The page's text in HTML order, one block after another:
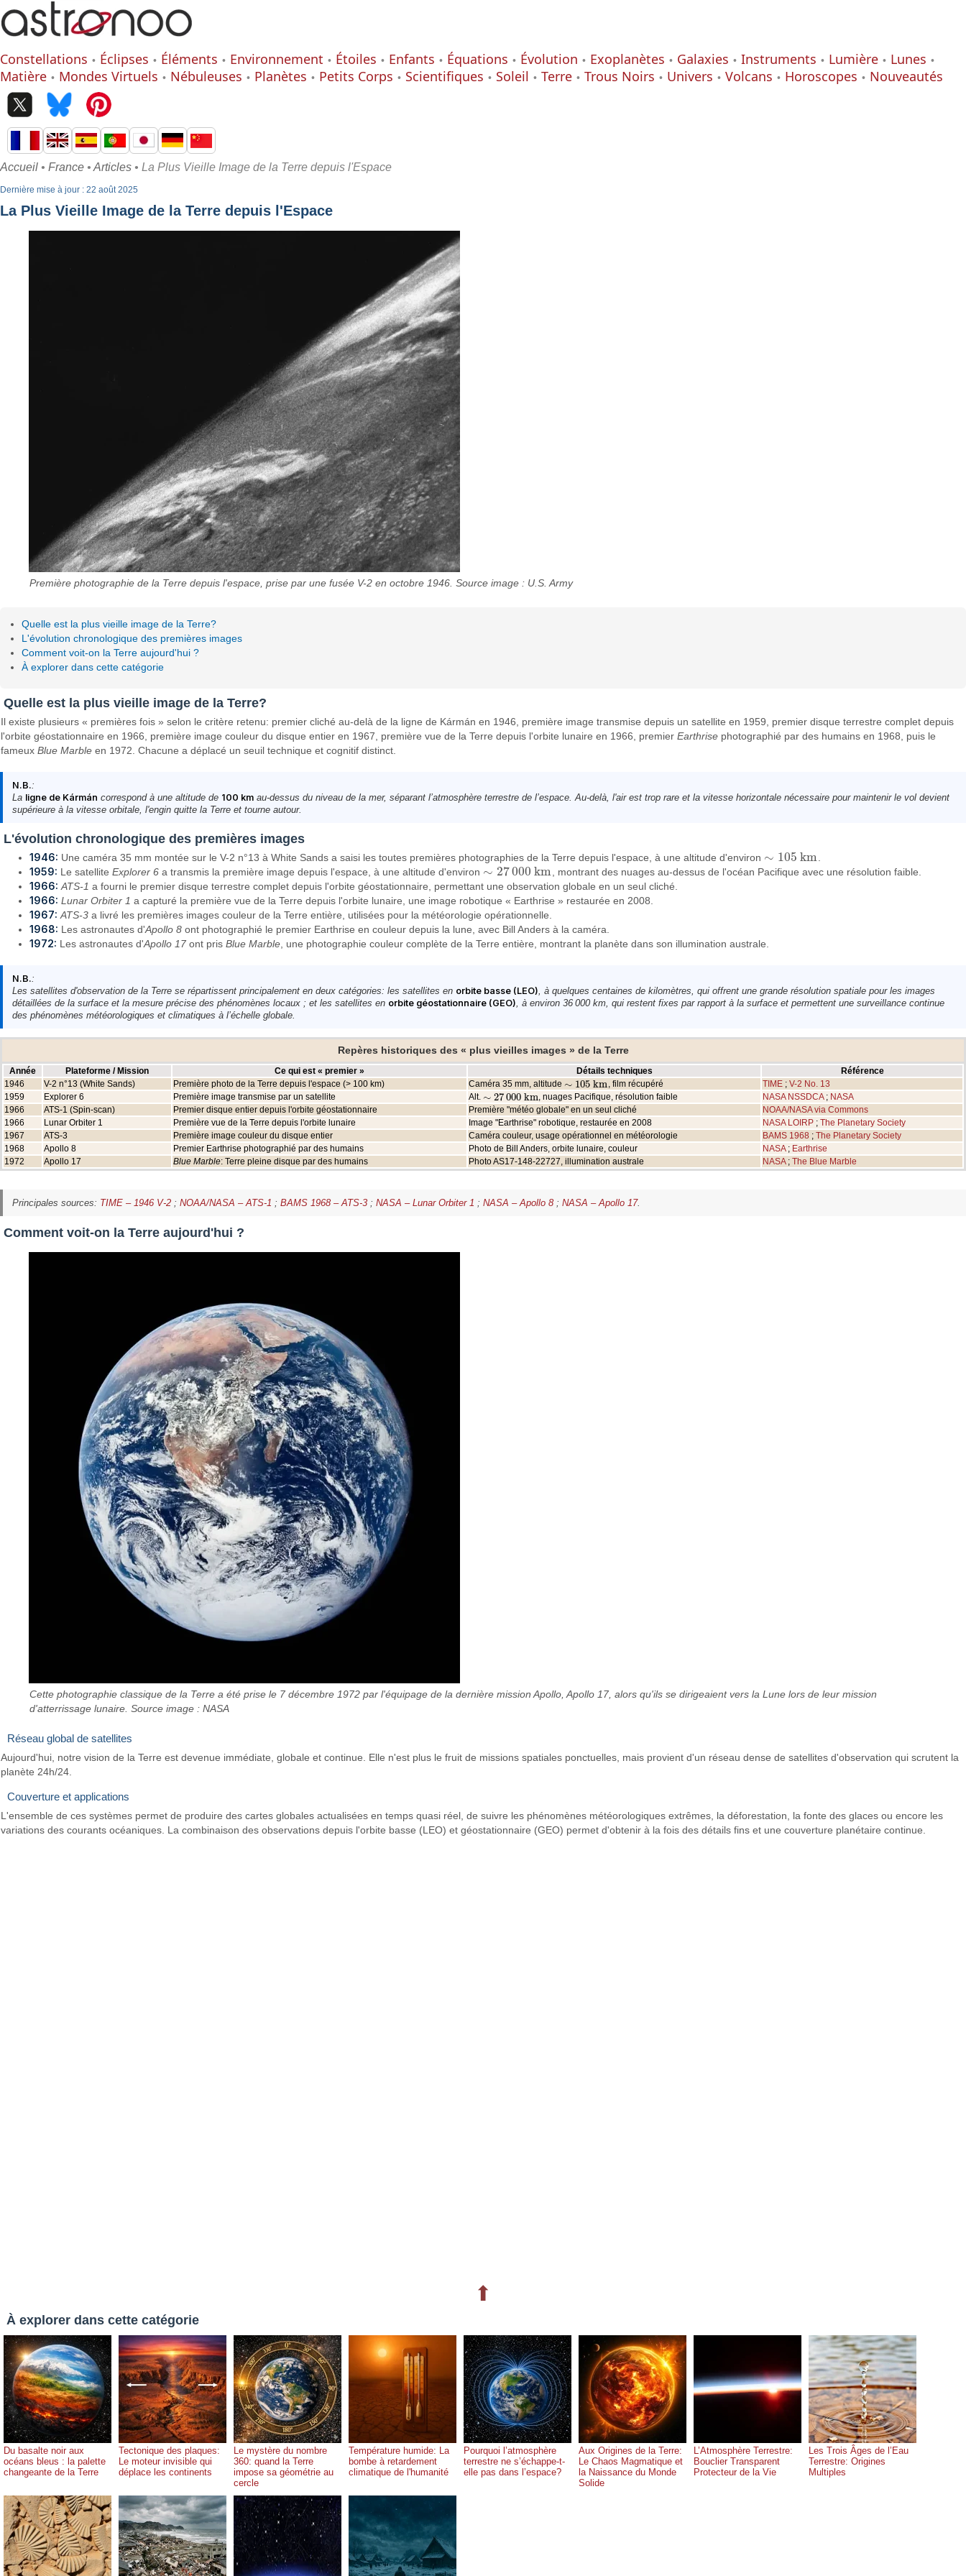
Constellations Éclipses Éléments Environnement Étoiles Enfants Équations Évolution Exoplanètes Galaxies Instruments Lumière
Lunes
Matière
Mondes Virtuels Nébuleuses Planètes Petits Corps Scientifiques Soleil Terre Trous Noirs Univers Volcans Horoscopes Nouveautés
Accueil • France • Articles • La Plus Vieille Image de la Terre depuis l'Espace
Dernière mise à jour : 22 août 2025
La Plus Vieille Image de la Terre depuis l'Espace
Première photographie de la Terre depuis l'espace, prise par une fusée V-2 en octobre 1946. Source image : U.S. Army
Quelle est la plus vieille image de la Terre?
L'évolution chronologique des premières images
Comment voit-on la Terre aujourd'hui ?
À explorer dans cette catégorie
Quelle est la plus vieille image de la Terre?
Il existe plusieurs « premières fois » selon le critère retenu: premier cliché au-delà de la ligne de Kármán en 1946, première image transmise depuis un satellite en 1959, premier disque terrestre complet depuis
l'orbite géostationnaire en 1966, première image couleur du disque entier en 1967, première vue de la Terre depuis l'orbite lunaire en 1966, premierEarthrise photographié par des humains en 1968, puis le
fameuxBlue Marble en 1972. Chacune a déplacé un seuil technique et cognitif distinct.
N.B.:
La ligne de Kármán correspond à une altitude de 100 kmau-dessus du niveau de la mer, séparant l’atmosphère terrestre de l’espace. Au-delà, l'air est trop rare et la vitesse horizontale nécessaire pour maintenir le vol devient
supérieure à la vitesse orbitale, l'engin quitte la Terre et tourne autour.
L'évolution chronologique des premières images
1946: Une caméra 35 mm montée sur le V-2 n°13 à White Sands a saisi les toutes premières photographies de la Terre depuis l'espace, à une altitude d'environ ∼ 105 km
∼105 k m .
1959: Le satelliteExplorer 6 a transmis la première image depuis l'espace, à une altitude d'environ ∼ 27000 km
∼27000 km , montrant des nuages au-dessus de l'océan Pacifique avec une résolution faible.
1966: ATS-1 a fourni le premier disque terrestre complet depuis l'orbite géostationnaire, permettant une observation globale en un seul cliché.
1966: Lunar Orbiter 1 a capturé la première vue de la Terre depuis l'orbite lunaire, une image robotique « Earthrise » restaurée en 2008.
1967: ATS-3 a livré les premières images couleur de la Terre entière, utilisées pour la météorologie opérationnelle.
1968: Les astronautes d'Apollo 8 ont photographié le premier Earthrise en couleur depuis la lune, avec Bill Anders à la caméra.
1972: Les astronautes d'Apollo 17 ont prisBlue Marble, une photographie couleur complète de la Terre entière, montrant la planète dans son illumination australe.
N.B.:
Les satellites d'observation de la Terre se répartissent principalement en deux catégories: les satellites en orbite basse (LEO) , à quelques centaines de kilomètres, qui offrent une grande résolution spatiale pour les images
détaillées de la surface et la mesure précise des phénomènes locaux ; et les satellites en orbite géostationnaire (GEO) , à environ 36 000 km, qui restent fixes par rapport à la surface et permettent une surveillance continue
des phénomènes météorologiques et climatiques à l’échelle globale.
Repères historiques des « plus vieilles images » de la Terre
Année Plateforme / Mission Ce qui est « premier » Détails techniques
Référence
1946
V-2 n°13 (White Sands) Première photo de la Terre depuis l'espace (> 100 km) Caméra 35 mm, altitude ∼ 105 km
∼105 k m , film récupéré TIME ; V-2 No. 13
1959
Explorer 6 Première image transmise par un satellite Alt. ∼ 27000 km
∼27000 k m , nuages Pacifique, résolution faible NASA NSSDCA; NASA
1966
ATS-1 (Spin-scan) Premier disque entier depuis l'orbite géostationnaire Première "météo globale" en un seul cliché
NOAA/NASA via Commons
1966
Lunar Orbiter 1 Première vue de la Terre depuis l'orbite lunaire Image "Earthrise" robotique, restaurée en 2008 NASA LOIRP ; The Planetary Society
1967
ATS-3 Première image couleur du disque entier Caméra couleur, usage opérationnel en météorologie BAMS 1968 ; The Planetary Society
1968
Apollo 8 Premier Earthrise photographié par des humains Photo de Bill Anders, orbite lunaire, couleur NASA; Earthrise
1972
Apollo 17 Blue Marble: Terre pleine disque par des humains Photo AS17-148-22727, illumination australe NASA; The Blue Marble
Principales sources: TIME – 1946 V-2; NOAA/NASA – ATS-1 ; BAMS 1968 – ATS-3; NASA – Lunar Orbiter 1 ; NASA – Apollo 8; NASA – Apollo 17.
Comment voit-on la Terre aujourd'hui ?
Cette photographie classique de la Terre a été prise le 7 décembre 1972 par l'équipage de la dernière mission Apollo, Apollo 17, alors qu'ils se dirigeaient vers la Lune lors de leur mission
d'atterrissage lunaire. Source image : NASA
Réseau global de satellites
Aujourd'hui, notre vision de la Terre est devenue immédiate, globale et continue. Elle n'est plus le fruit de missions spatiales ponctuelles, mais provient d'un réseau dense de satellites d'observation qui scrutent la
planète 24h/24.
Couverture et applications
L'ensemble de ces systèmes permet de produire des cartes globales actualisées en temps quasi réel, de suivre les phénomènes météorologiques extrêmes, la déforestation, la fonte des glaces ou encore les
variations des courants océaniques. La combinaison des observations depuis l'orbite basse (LEO) et géostationnaire (GEO) permet d'obtenir à la fois des détails fins et une couverture planétaire continue.
⬆
À explorer dans cette catégorie
Du basalte noir aux
océans bleus : la palette
changeante de la Terre
Tectonique des plaques:
Le moteur invisible qui
déplace les continents
Le mystère du nombre
360: quand la Terre
impose sa géométrie au
cercle
Température humide: La
bombe à retardement
climatique de l'humanité
Pourquoi l’atmosphère
terrestre ne s’échappe-t-
elle pas dans l’espace?
Aux Origines de la Terre:
Le Chaos Magmatique et
la Naissance du Monde
Solide
L’Atmosphère Terrestre:
Bouclier Transparent
Protecteur de la Vie
Les Trois Âges de l’Eau
Terrestre: Origines
Multiples